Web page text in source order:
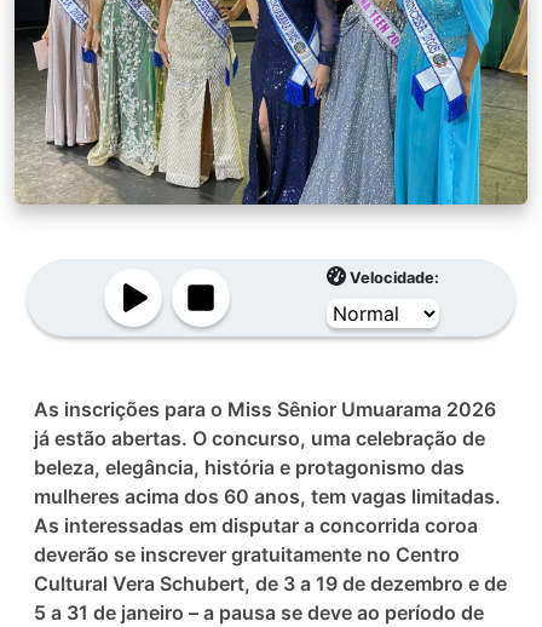
Velocidade:
As inscrições para o Miss Sênior Umuarama 2026
já estão abertas. O concurso, uma celebração de
beleza, elegância, história e protagonismo das
mulheres acima dos 60 anos, tem vagas limitadas.
As interessadas em disputar a concorrida coroa
deverão se inscrever gratuitamente no Centro
Cultural Vera Schubert, de 3 a 19 de dezembro e de
5 a 31 de janeiro – a pausa se deve ao período de